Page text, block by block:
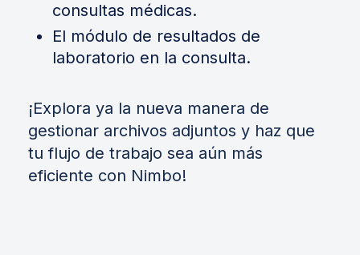
consultas médicas.
El módulo de resultados de
laboratorio en la consulta.
¡Explora ya la nueva manera de
gestionar archivos adjuntos y haz que
tu flujo de trabajo sea aún más
eficiente con Nimbo!